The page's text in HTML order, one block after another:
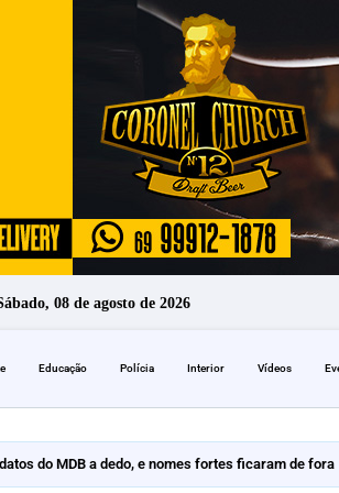
08 de agosto de 2026
Educação Polícia Interior Vídeos
do MDB a dedo, e nomes fortes ficaram de fora